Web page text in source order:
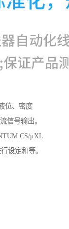
位、密度
信号输出。
CS/μXL
设定和等。